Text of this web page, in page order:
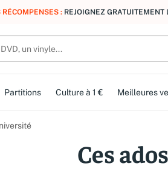
: REJOIGNEZ
Partitions Culture à 1 € Meilleures
Ces